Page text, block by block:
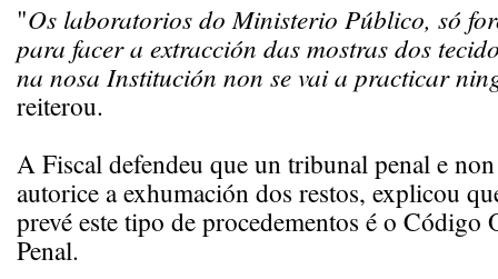
"Os laboratorios do Ministerio Público, só
para facer a extracción das mostras dos
na nosa Institución non se vai a practicar
reiterou.
A Fiscal defendeu que un tribunal penal e
autorice a exhumación dos restos, explicou
prevé este tipo de procedementos é o Código
Penal.